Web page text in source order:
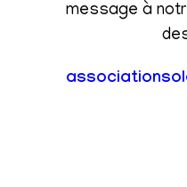
message à